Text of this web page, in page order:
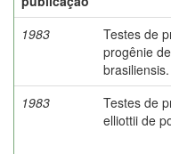
1983
Testes de
progênie
brasiliensis.
1983
Testes de
elliottii de